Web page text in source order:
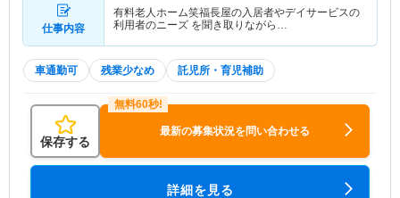
仕事内容
有料老人ホーム笑福長屋の入居者やデイサービスの
利用者のニーズ を聞き取りながら…
車通勤可 残業少なめ 託児所・育児補助
保存する
最新の募集状況を問い合わせる
詳細を見る